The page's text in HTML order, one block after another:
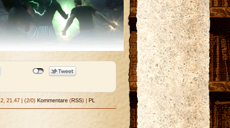
21.47 (2/0) Kommentare (RSS) | PL